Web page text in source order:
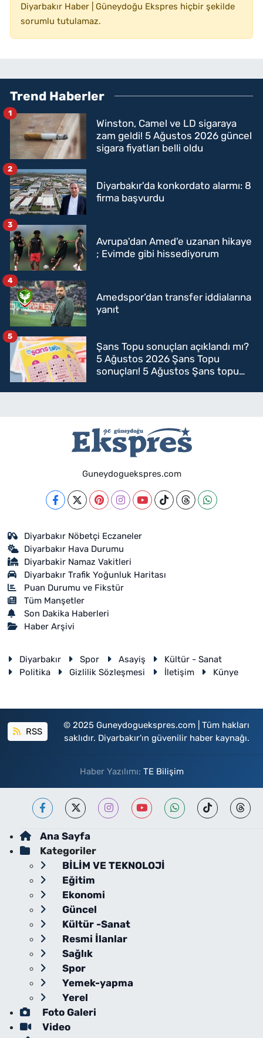
Diyarbakır Haber | Güneydoğu Ekspres hiçbir şekilde
sorumlu tutulamaz.
Trend Haberler
Winston, Camel ve LD sigaraya
zam geldi! 5 Ağustos 2026 güncel
sigara fiyatları belli oldu
1
Diyarbakır'da konkordato alarmı: 8
firma başvurdu
2
Avrupa'dan Amed'e uzanan hikaye
; Evimde gibi hissediyorum
3
Amedspor’dan transfer iddialarına
yanıt
4
Şans Topu sonuçları açıklandı mı?
5 Ağustos 2026 Şans Topu
sonuçları! 5 Ağustos Şans topu
5
Guneydoguekspres.com
Diyarbakır Nöbetçi Eczaneler
Diyarbakır Hava Durumu
Diyarbakir Namaz Vakitleri
Diyarbakır Trafik Yoğunluk Haritası
Puan Durumu ve Fikstür
Tüm Manşetler
Son Dakika Haberleri
Haber Arşivi
Diyarbakır Spor Asayiş
Kültür - Sanat
Politika
Gizlilik Sözleşmesi İletişim Künye
RSS
© 2025 Guneydoguekspres.com | Tüm hakları
saklıdır. Diyarbakır'ın güvenilir haber kaynağı.
Haber Yazılımı: TE Bilişim
Ana Sayfa
Kategoriler
BİLİM VE TEKNOLOJİ
Eğitim
Ekonomi
Güncel
Kültür -Sanat
Resmi İlanlar
Sağlık
Spor
Yemek-yapma
Yerel
Foto Galeri
Video